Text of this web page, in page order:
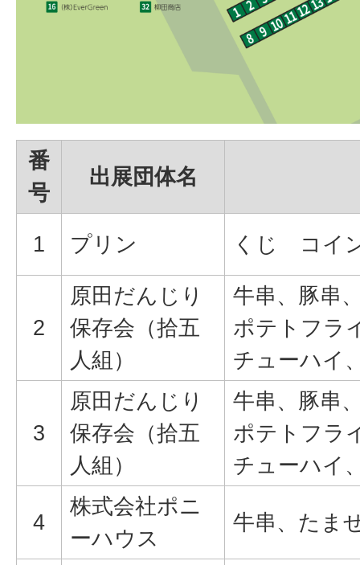
番
号
出展団体名
1 プリン くじ コイ
2
原田だんじり
保存会（拾五
人組）
牛串、豚串
ポテトフラ
チューハイ
3
原田だんじり
保存会（拾五
人組）
牛串、豚串
ポテトフラ
チューハイ
4
株式会社ポニ
ーハウス
牛串、たま